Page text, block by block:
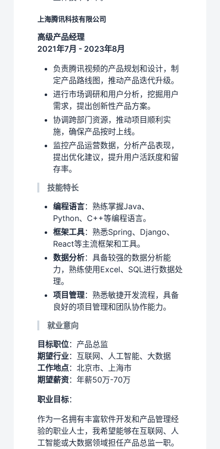
上海腾讯科技有限公司
高级产品经理
2021年7月 - 2023年8月
负责腾讯视频的产品规划和设计，制
定产品路线图，推动产品迭代升级。
进行市场调研和用户分析，挖掘用户
需求，提出创新性产品方案。
协调跨部门资源，推动项目顺利实
施，确保产品按时上线。
监控产品运营数据，分析产品表现，
提出优化建议，提升用户活跃度和留
存率。
技能特长
编程语言：熟练掌握Java、
Python、C++等编程语言。
框架工具：熟悉Spring、Django、
React等主流框架和工具。
数据分析：具备较强的数据分析能
力，熟练使用Excel、SQL进行数据处
理。
项目管理：熟悉敏捷开发流程，具备
良好的项目管理和团队协作能力。
就业意向
目标职位：产品总监
期望行业：互联网、人工智能、大数据
工作地点：北京市、上海市
期望薪资：年薪50万-70万
职业目标：
作为一名拥有丰富软件开发和产品管理经
验的职业人士，我希望能够在互联网、人
工智能或大数据领域担任产品总监一职。